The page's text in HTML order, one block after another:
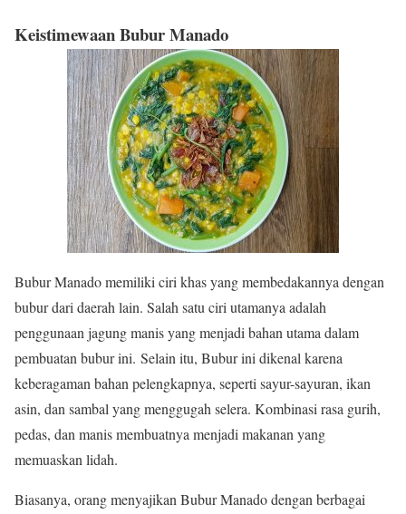
Keistimewaan Bubur Manado
Bubur Manado memiliki ciri khas yang membedakannya dengan
bubur dari daerah lain. Salah satu ciri utamanya adalah
penggunaan jagung manis yang menjadi bahan utama dalam
pembuatan bubur ini. Selain itu, Bubur ini dikenal karena
keberagaman bahan pelengkapnya, seperti sayur-sayuran, ikan
asin, dan sambal yang menggugah selera. Kombinasi rasa gurih,
pedas, dan manis membuatnya menjadi makanan yang
memuaskan lidah.
Biasanya, orang menyajikan Bubur Manado dengan berbagai